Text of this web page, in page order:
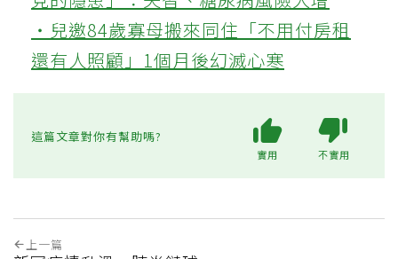
‧兒邀84歲寡母搬來同住「不用付房租
還有人照顧」1個月後幻滅心寒
這篇文章對你有幫助嗎?
實用 不實用
上一篇